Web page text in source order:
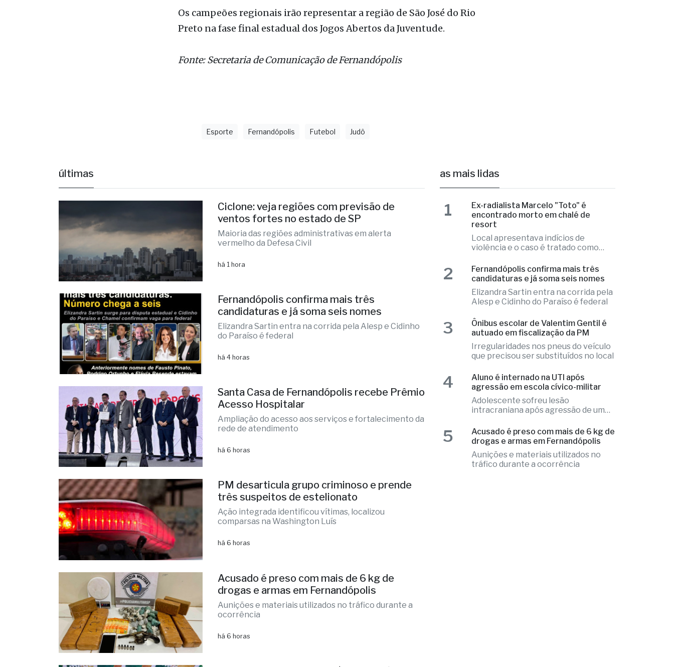
Os campeões regionais irão representar a região de São José do Rio
Preto na fase final estadual dos Jogos Abertos da Juventude.
Fonte: Secretaria de Comunicação de Fernandópolis
últimas
Ciclone: veja regiões com previsão de
ventos fortes no estado de SP
vermelho da Defesa Civil
Fernandópolis confirma mais três
candidaturas e já soma seis nomes
do Paraíso é federal
Santa Casa de Fernandópolis recebe Prêmio
Acesso Hospitalar
rede de atendimento
PM desarticula grupo criminoso e prende
três suspeitos de estelionato
Ação integrada identificou vítimas, localizou
comparsas na Washington Luís
Acusado é preso com mais de 6 kg de
drogas e armas em Fernandópolis
ocorrência
as mais lidas
encontrado morto em chalé de
resort
violência e o caso é tratado como
investigação
1
candidaturas e já soma seis nomes
Elizandra Sartin entra na corrida pela
Alesp e Cidinho do Paraíso é federal
2
Ônibus escolar de Valentim Gentil é
autuado em fiscalização da PM
Irregularidades nos pneus do veículo
que precisou ser substituídos no local
3
agressão em escola cívico-militar
Adolescente sofreu lesão
intracraniana após agressão de um
colega
4
drogas e armas em Fernandópolis
Aunições e materiais utilizados no
tráfico durante a ocorrência
5